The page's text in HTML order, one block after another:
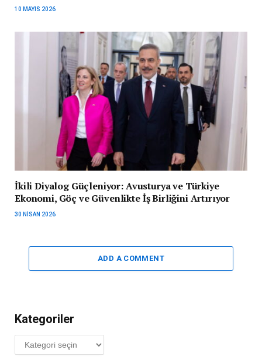
10 MAYIS 2026
İkili Diyalog Güçleniyor: Avusturya ve Türkiye
Ekonomi, Göç ve Güvenlikte İş Birliğini Artırıyor
30 NISAN 2026
ADD A COMMENT
Kategoriler
Kategoriler